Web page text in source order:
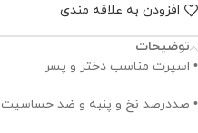
افزودن به علاقه مندی
توضیحات
• اسپرت مناسب دختر و پسر
• صددرصد نخ و پنبه و ضد حساسیت